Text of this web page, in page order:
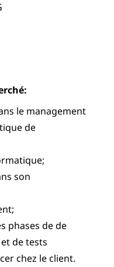
le management
de
son
phases de de
de tests
chez le client.